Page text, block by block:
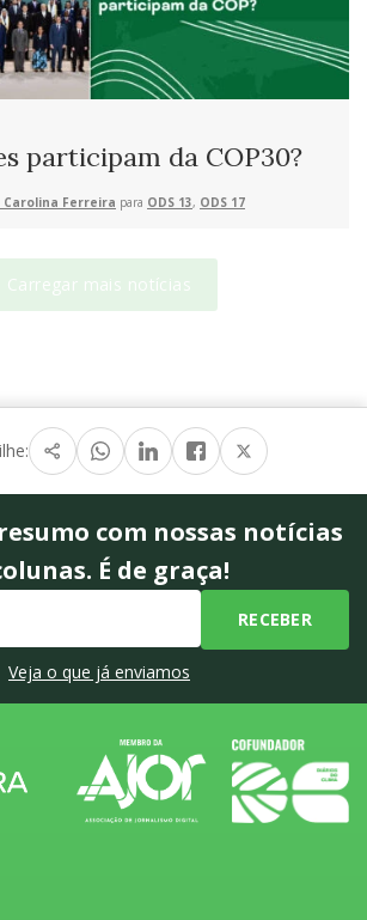
participam da COP30?
Carolina Ferreira para ODS 13, ODS 17
Carregar mais notícias
com nossas notícias
É de graça!
Veja o que já enviamos